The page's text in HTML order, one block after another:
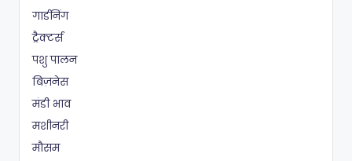
गार्डनिंग
ट्रैक्टर्स
पशु पालन
बिज़नेस
मंडी भाव
मशीनरी
मौसम